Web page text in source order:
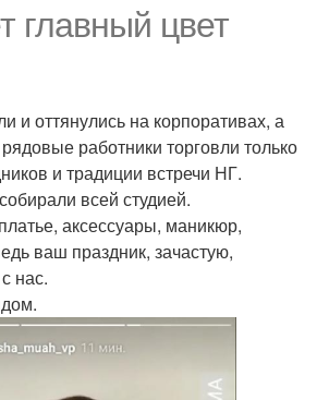
главный цвет
и оттянулись на корпоративах, а
работники торговли только
и традиции встречи НГ.
всей студией.
аксессуары, маникюр,
ваш праздник, зачастую,
нас.